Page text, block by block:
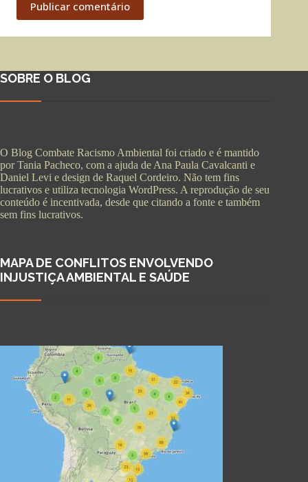
Publicar comentário
SOBRE O BLOG
O Blog Combate Racismo Ambiental foi criado e é mantido
por Tania Pacheco, com a ajuda de Ana Paula Cavalcanti e
Daniel Levi e design de Raquel Cordeiro. Não tem fins
lucrativos e utiliza tecnologia WordPress. A reprodução de seu
conteúdo é incentivada, desde que citando a fonte e também
sem fins lucrativos.
MAPA DE CONFLITOS ENVOLVENDO
INJUSTIÇA AMBIENTAL E SAÚDE